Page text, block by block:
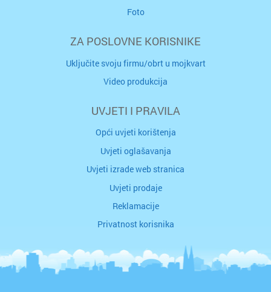
Foto
ZA POSLOVNE KORISNIKE
Uključite svoju firmu/obrt u mojkvart
Video produkcija
UVJETI I PRAVILA
Opći uvjeti korištenja
Uvjeti oglašavanja
Uvjeti izrade web stranica
Uvjeti prodaje
Reklamacije
Privatnost korisnika